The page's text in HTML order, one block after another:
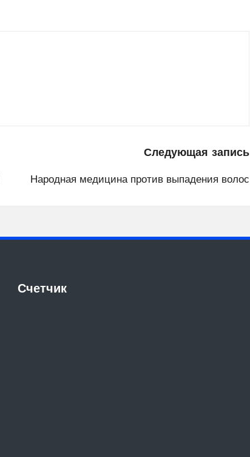
Следующая запись
Народная медицина против выпадения волос
Счетчик